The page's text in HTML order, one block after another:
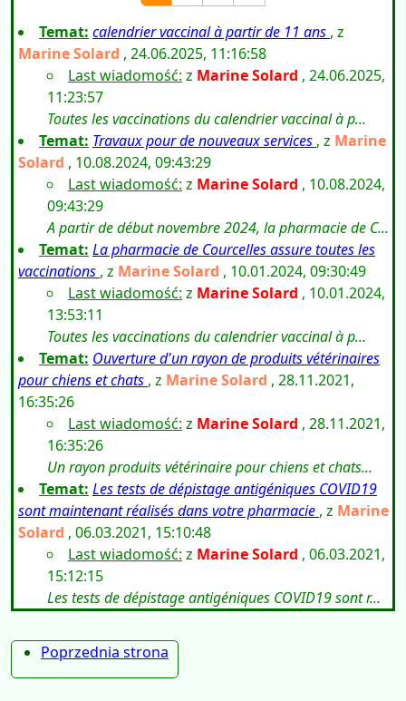
Temat: calendrier vaccinal à partir de 11 ans , z
Marine Solard , 24.06.2025, 11:16:58
Last wiadomość: z Marine Solard , 24.06.2025,
11:23:57
Toutes les vaccinations du calendrier vaccinal à p...
Temat: Travaux pour de nouveaux services , z Marine
Solard , 10.08.2024, 09:43:29
Last wiadomość: z Marine Solard , 10.08.2024,
09:43:29
A partir de début novembre 2024, la pharmacie de C...
Temat: La pharmacie de Courcelles assure toutes les
vaccinations , z Marine Solard , 10.01.2024, 09:30:49
Last wiadomość: z Marine Solard , 10.01.2024,
13:53:11
Toutes les vaccinations du calendrier vaccinal à p...
Temat: Ouverture d'un rayon de produits vétérinaires
pour chiens et chats , z Marine Solard , 28.11.2021,
16:35:26
Last wiadomość: z Marine Solard , 28.11.2021,
16:35:26
Un rayon produits vétérinaire pour chiens et chats...
Temat: Les tests de dépistage antigéniques COVID19
sont maintenant réalisés dans votre pharmacie , z Marine
Solard , 06.03.2021, 15:10:48
Last wiadomość: z Marine Solard , 06.03.2021,
15:12:15
Les tests de dépistage antigéniques COVID19 sont r...
Poprzednia strona